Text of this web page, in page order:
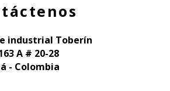
industrial Toberín
A # 20-28
- Colombia